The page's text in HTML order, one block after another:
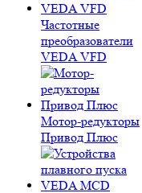
Частотные
преобразователи
VEDA VFD
Мотор-редукторы
Привод Плюс